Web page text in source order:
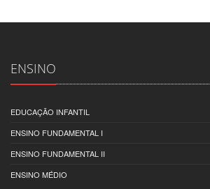
ENSINO
EDUCAÇÃO INFANTIL
ENSINO FUNDAMENTAL I
ENSINO FUNDAMENTAL II
ENSINO MÉDIO